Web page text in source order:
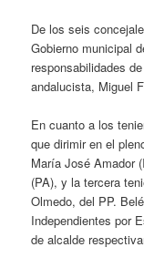
De los seis
Gobierno municipal
responsabilidades
andalucista, Miguel
En cuanto a los
que dirimir en el
María José Amador
(PA), y la tercera
Olmedo, del PP.
Independientes por
de alcalde